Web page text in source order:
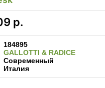
р.
184895
GALLOTTI & RADICE
Современный
Италия